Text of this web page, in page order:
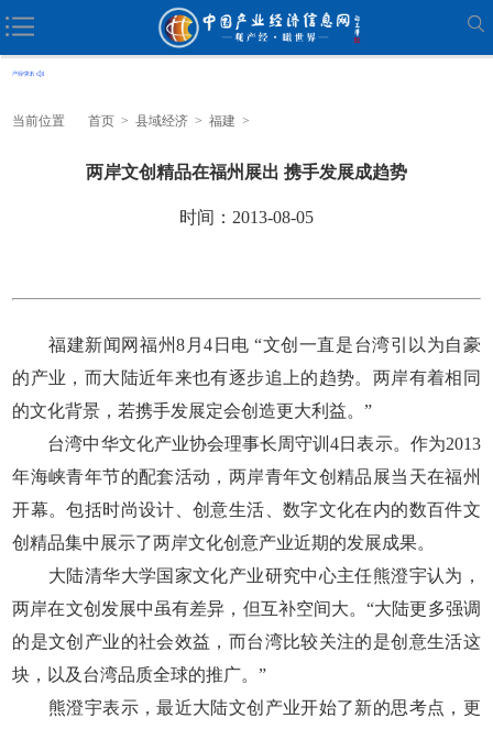
当前位置 首页 > 县域经济 > 福建 >
两岸文创精品在福州展出 携手发展成趋势
时间：2013-08-05
福建新闻网福州8月4日电 “文创一直是台湾引以为自豪
的产业，而大陆近年来也有逐步追上的趋势。两岸有着相同
的文化背景，若携手发展定会创造更大利益。”
台湾中华文化产业协会理事长周守训4日表示。作为2013
年海峡青年节的配套活动，两岸青年文创精品展当天在福州
开幕。包括时尚设计、创意生活、数字文化在内的数百件文
创精品集中展示了两岸文化创意产业近期的发展成果。
大陆清华大学国家文化产业研究中心主任熊澄宇认为，
两岸在文创发展中虽有差异，但互补空间大。“大陆更多强调
的是文创产业的社会效益，而台湾比较关注的是创意生活这
块，以及台湾品质全球的推广。”
熊澄宇表示，最近大陆文创产业开始了新的思考点，更